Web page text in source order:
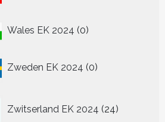
Wales EK 2024 00
Zweden EK 2024 0
producten
Zwitserland EK 2024 24
producten